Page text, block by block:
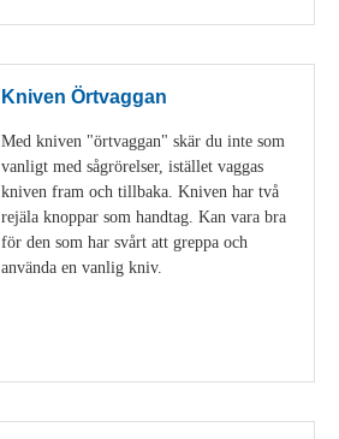
Kniven Örtvaggan
Med kniven "örtvaggan" skär du inte som
vanligt med sågrörelser, istället vaggas
kniven fram och tillbaka. Kniven har två
rejäla knoppar som handtag. Kan vara bra
för den som har svårt att greppa och
använda en vanlig kniv.